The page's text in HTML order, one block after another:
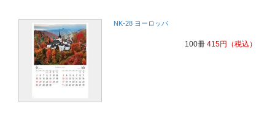
NK-28 ヨーロッパ
100冊 415円 （税込）